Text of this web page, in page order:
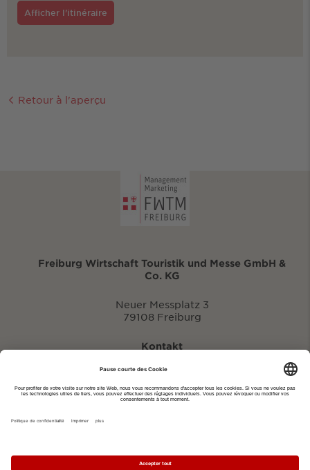
Afficher l'itinéraire
Retour à l'aperçu
Freiburg Wirtschaft Touristik und Messe GmbH &
Co. KG
Neuer Messplatz 3
79108 Freiburg
Kontakt
eventportal@fwtm.de
Imprimer